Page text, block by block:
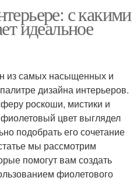
с какими
идеальное
из самых насыщенных и
дизайна интерьеров.
роскоши, мистики и
цвет выглядел
подобрать его сочетание
мы рассмотрим
помогут вам создать
фиолетового